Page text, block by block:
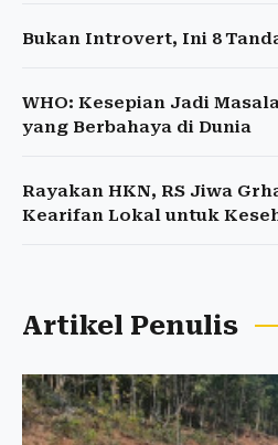
Bukan Introvert, Ini 8
WHO: Kesepian Jadi
yang Berbahaya di Dunia
Rayakan HKN, RS Jiwa
Kearifan Lokal untuk
Artikel Penulis